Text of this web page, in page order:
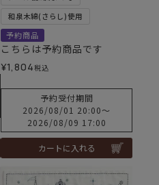
和泉木綿(さらし)使用
予約商品
こちらは予約商品です
¥1,804税込
予約受付期間
2026/08/01 20:00〜
2026/08/09 17:00
カートに入れる